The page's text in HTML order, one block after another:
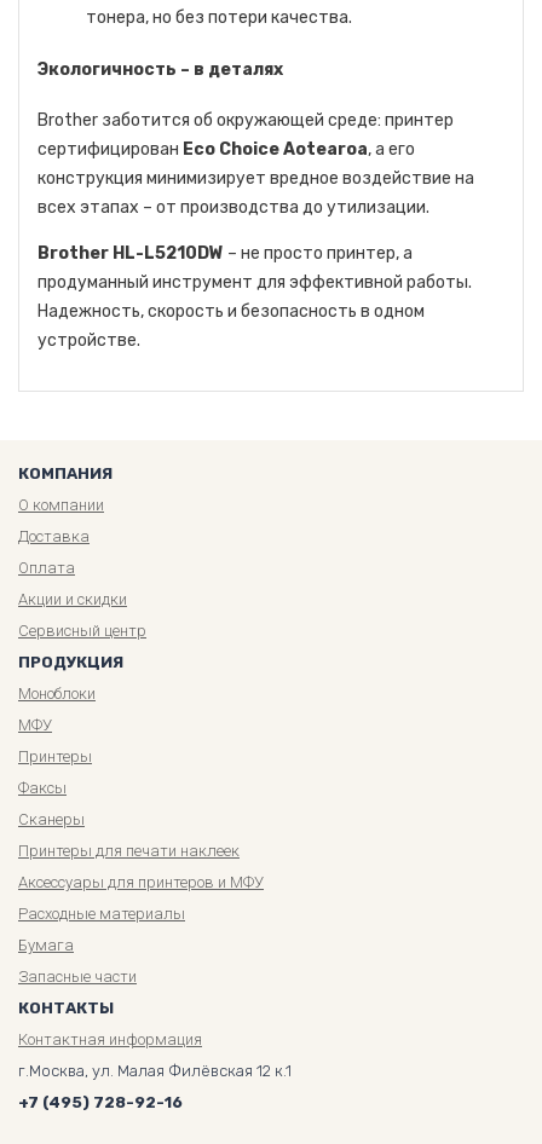
тонера, но без потери качества.
Экологичность – в деталях
Brother заботится об окружающей среде: принтер
сертифицирован Eco Choice Aotearoa, а его
конструкция минимизирует вредное воздействие на
всех этапах – от производства до утилизации.
Brother HL-L5210DW – не просто принтер, а
продуманный инструмент для эффективной работы.
Надежность, скорость и безопасность в одном
устройстве.
КОМПАНИЯ
О компании
Доставка
Оплата
Акции и скидки
Сервисный центр
ПРОДУКЦИЯ
Моноблоки
МФУ
Принтеры
Факсы
Сканеры
Принтеры для печати наклеек
Аксессуары для принтеров и МФУ
Расходные материалы
Бумага
Запасные части
КОНТАКТЫ
Контактная информация
г.Москва, ул. Малая Филёвская 12 к.1
+7 (495) 728-92-16